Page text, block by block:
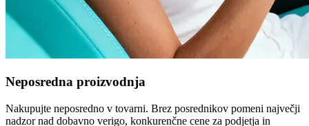
Neposredna proizvodnja
Nakupujte neposredno v tovarni. Brez posrednikov pomeni največji
nadzor nad dobavno verigo, konkurenčne cene za podjetja in